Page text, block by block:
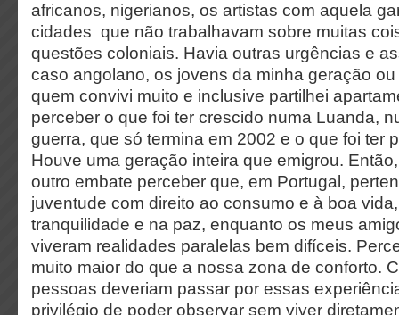
africanos, nigerianos, os artistas com aquela
cidades que não trabalhavam sobre muitas
questões coloniais. Havia outras urgências e
caso angolano, os jovens da minha geração
quem convivi muito e inclusive partilhei
perceber o que foi ter crescido numa Luanda,
guerra, que só termina em 2002 e o que foi ter
Houve uma geração inteira que emigrou.
outro embate perceber que, em Portugal,
juventude com direito ao consumo e à boa
tranquilidade e na paz, enquanto os meus
viveram realidades paralelas bem difíceis.
muito maior do que a nossa zona de conforto.
pessoas deveriam passar por essas
privilégio de poder observar sem viver